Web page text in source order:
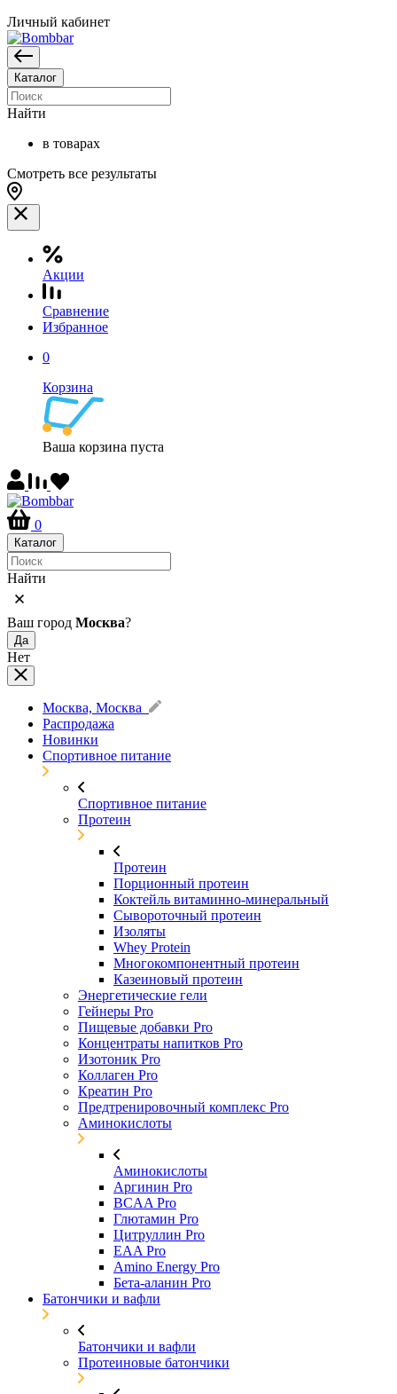
Личный кабинет
Каталог
Найти
в товарах
Смотреть все результаты
Акции
Сравнение
Избранное
0
Корзина
Ваша корзина пуста
0
Каталог
Найти
Ваш город Москва?
Да
Нет
Москва, Москва
Распродажа
Новинки
Спортивное питание
Спортивное питание
Протеин
Протеин
Порционный протеин
Коктейль витаминно-минеральный
Сывороточный протеин
Изоляты
Whey Protein
Многокомпонентный протеин
Казеиновый протеин
Энергетические гели
Гейнеры Pro
Пищевые добавки Pro
Концентраты напитков Pro
Изотоник Pro
Коллаген Pro
Креатин Pro
Предтренировочный комплекс Pro
Аминокислоты
Аминокислоты
Аргинин Pro
BCAA Pro
Глютамин Pro
Цитруллин Pro
EAA Pro
Amino Energy Pro
Бета-аланин Pro
Батончики и вафли
Батончики и вафли
Протеиновые батончики